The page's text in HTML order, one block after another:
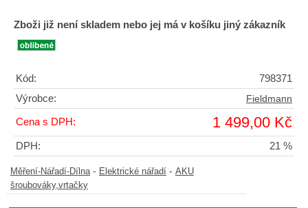
Zboži již není skladem nebo jej má v košíku jiný zákazník
Kód:
798371
Výrobce:
Fieldmann
Cena s DPH: 1 499,00 Kč
DPH: 21 %
Měření-Nářadí-Dílna- Elektrické nářadí - AKU
šroubováky,vrtačky